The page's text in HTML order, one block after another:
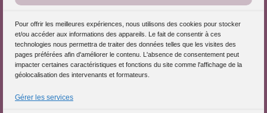
Pour offrir les meilleures expériences, nous utilisons des cookies pour stocker
et/ou accéder aux informations des appareils. Le fait de consentir à ces
technologies nous permettra de traiter des données telles que les visites des
pages préférées afin d'améliorer le contenu. L'absence de consentement peut
impacter certaines caractéristiques et fonctions du site comme l'affichage de la
géolocalisation des intervenants et formateurs.
Gérer les services
S'inscrire dans l'Annuaire
Publiez vos formations
Charte déontologique